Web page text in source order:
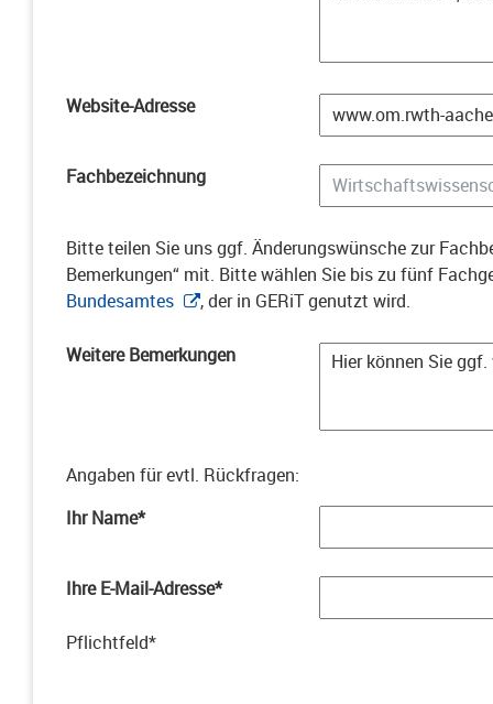
Website-Adresse
Fachbezeichnung
Bitte teilen Sie uns ggf. Änderungswünsche zur
Bemerkungen“ mit. Bitte wählen Sie bis zu fünf
Bundesamtes
, der in GERiT genutzt wird.
Weitere Bemerkungen
Angaben für evtl. Rückfragen:
Ihr Name*
Ihre E-Mail-Adresse*
Pflichtfeld*